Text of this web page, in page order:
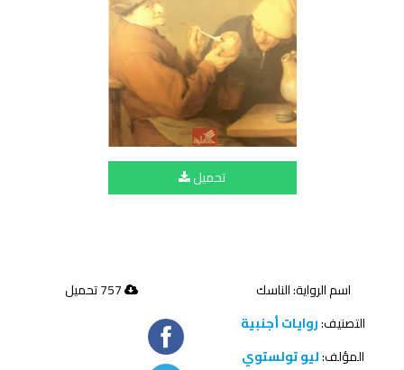
تحميل
اسم الرواية: الناسك
التصنيف:روايات أجنبية
المؤلف:ليو تولستوي